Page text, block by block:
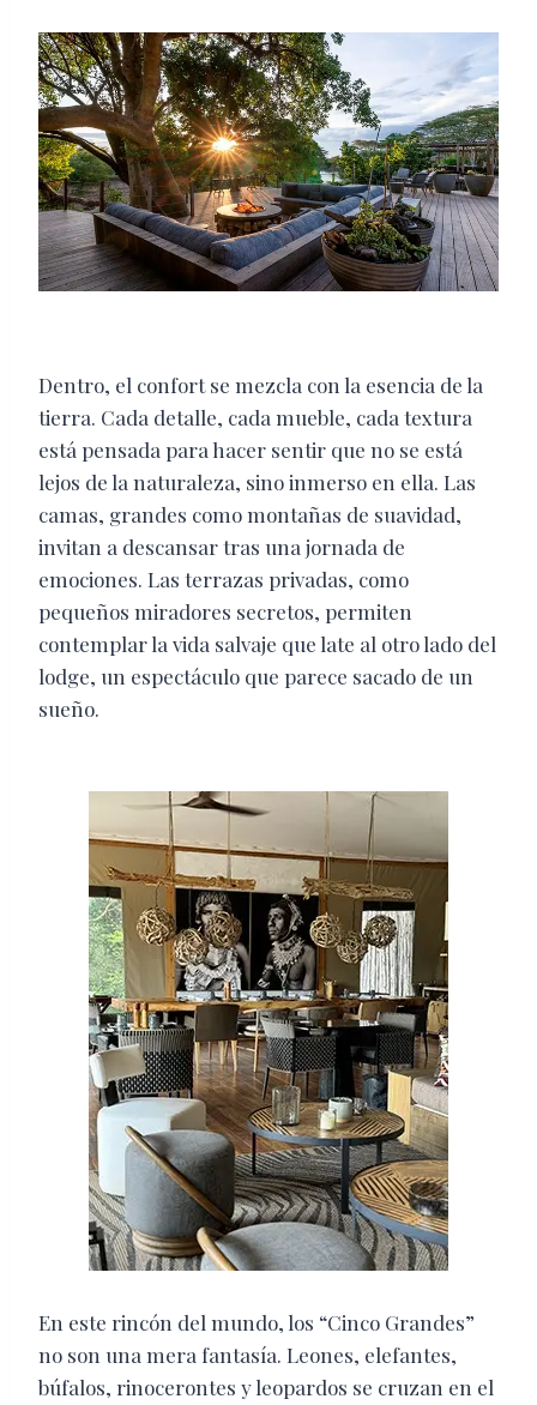
Dentro, el confort se mezcla con la esencia de la
tierra. Cada detalle, cada mueble, cada textura
está pensada para hacer sentir que no se está
lejos de la naturaleza, sino inmerso en ella. Las
camas, grandes como montañas de suavidad,
invitan a descansar tras una jornada de
emociones. Las terrazas privadas, como
pequeños miradores secretos, permiten
contemplar la vida salvaje que late al otro lado del
lodge, un espectáculo que parece sacado de un
sueño.
En este rincón del mundo, los “Cinco Grandes”
no son una mera fantasía. Leones, elefantes,
búfalos, rinocerontes y leopardos se cruzan en el